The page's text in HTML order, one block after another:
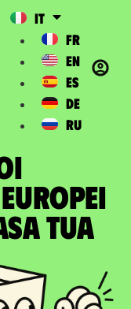
IT
FR
EN
ES
DE
RU
tua